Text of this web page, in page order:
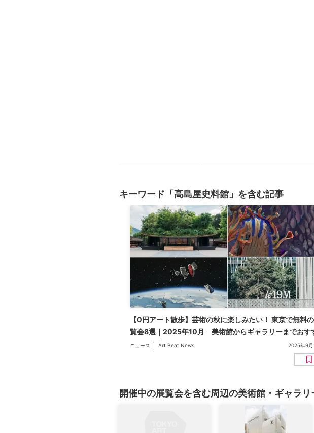
キーワード「高島屋史料館」を含む記事
【0円アート散歩】芸術の秋に楽しみたい！ 東京で無料
覧会8選｜2025年10月 美術館からギャラリーまでおす
めをピックアップ
ニュース Art Beat News 2025年9
開催中の展覧会を含む周辺の美術館・ギャラリ